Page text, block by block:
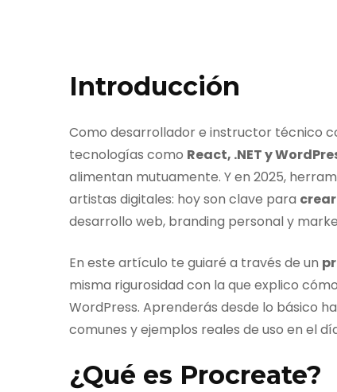
Introducción
Como desarrollador e instructor técnico
tecnologías como React, .NET y
alimentan mutuamente. Y en 2025,
artistas digitales: hoy son clave para
desarrollo web, branding personal y
En este artículo te guiaré a través de un
misma rigurosidad con la que explico
WordPress. Aprenderás desde lo básico
comunes y ejemplos reales de uso en el
¿Qué es Procreate?